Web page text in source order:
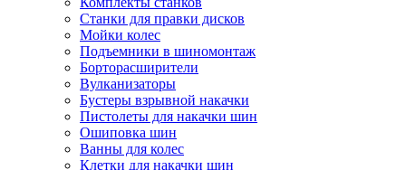
Станки для правки дисков
Мойки колес
Подъемники в шиномонтаж
Борторасширители
Вулканизаторы
Бустеры взрывной накачки
Пистолеты для накачки шин
Ошиповка шин
Ванны для колес
Клетки для накачки шин